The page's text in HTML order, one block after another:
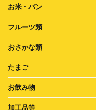
お米・パン
フルーツ類
おさかな類
たまご
お飲み物
加工品等